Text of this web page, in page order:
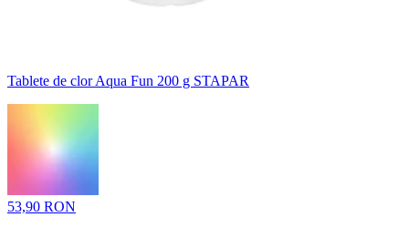
Tablete de clor Aqua Fun 200 g STAPAR
53,90 RON